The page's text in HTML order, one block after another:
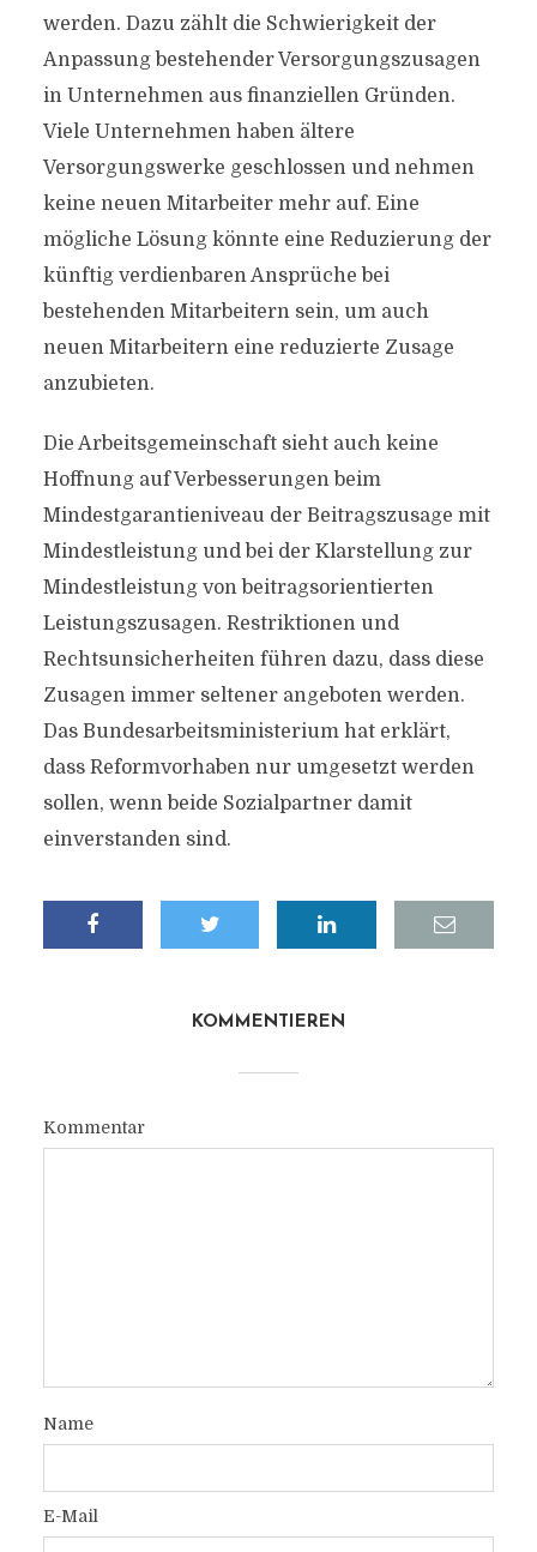
werden. Dazu zählt die Schwierigkeit der
Anpassung bestehender Versorgungszusagen
in Unternehmen aus finanziellen Gründen.
Viele Unternehmen haben ältere
Versorgungswerke geschlossen und nehmen
keine neuen Mitarbeiter mehr auf. Eine
mögliche Lösung könnte eine Reduzierung der
künftig verdienbaren Ansprüche bei
bestehenden Mitarbeitern sein, um auch
neuen Mitarbeitern eine reduzierte Zusage
anzubieten.
Die Arbeitsgemeinschaft sieht auch keine
Hoffnung auf Verbesserungen beim
Mindestgarantieniveau der Beitragszusage mit
Mindestleistung und bei der Klarstellung zur
Mindestleistung von beitragsorientierten
Leistungszusagen. Restriktionen und
Rechtsunsicherheiten führen dazu, dass diese
Zusagen immer seltener angeboten werden.
Das Bundesarbeitsministerium hat erklärt,
dass Reformvorhaben nur umgesetzt werden
sollen, wenn beide Sozialpartner damit
einverstanden sind.
KOMMENTIEREN
Kommentar
Name
E-Mail